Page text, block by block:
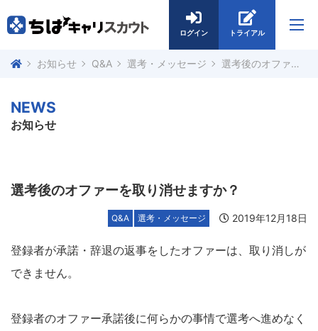
ログイン トライアル
お知らせ Q&A 選考・メッセージ 選考後のオファーを取り消せますか？
NEWS
お知らせ
選考後のオファーを取り消せますか？
Q&A 選考・メッセージ 2019年12月18日
登録者が承諾・辞退の返事をしたオファーは、取り消しが
できません。
登録者のオファー承諾後に何らかの事情で選考へ進めなく